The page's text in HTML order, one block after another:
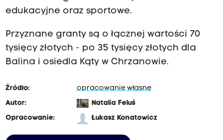
edukacyjne oraz sportowe.
Przyznane granty są o łącznej wartości 70
tysięcy złotych - po 35 tysięcy złotych dla
Balina i osiedla Kąty w Chrzanowie.
Źródło:
opracowanie własne
Autor:
Natalia Feluś
Opracowanie:
Łukasz Konatowicz